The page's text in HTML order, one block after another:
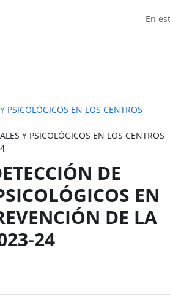
En
PSICOLÓGICOS EN LOS CENTROS
Y PSICOLÓGICOS EN LOS CENTROS
DE
EN
DE LA
24